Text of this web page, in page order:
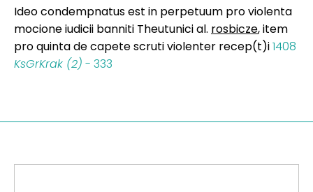
Ideo condempnatus est in perpetuum pro violenta
mocione iudicii banniti Theutunici al. rosbicze, item
pro quinta de capete scruti violenter recep(t)i1408
KsGrKrak (2) - 333